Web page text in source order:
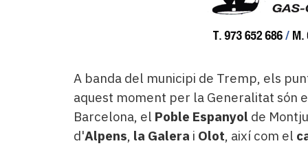
A banda del municipi de Tremp, els
aquest moment per la Generalitat són
Barcelona, el Poble Espanyol de
d'Alpens, la Galera i Olot, així com el